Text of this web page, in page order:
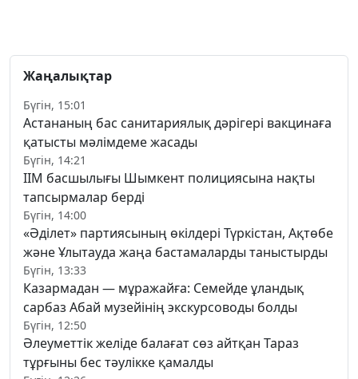
Жаңалықтар
Бүгін, 15:01
Астананың бас санитариялық дәрігері вакцинаға
қатысты мәлімдеме жасады
Бүгін, 14:21
ІІМ басшылығы Шымкент полициясына нақты
тапсырмалар берді
Бүгін, 14:00
«Әділет» партиясының өкілдері Түркістан, Ақтөбе
және Ұлытауда жаңа бастамаларды таныстырды
Бүгін, 13:33
Казармадан — мұражайға: Семейде ұландық
сарбаз Абай музейінің экскурсоводы болды
Бүгін, 12:50
Әлеуметтік желіде балағат сөз айтқан Тараз
тұрғыны бес тәулікке қамалды